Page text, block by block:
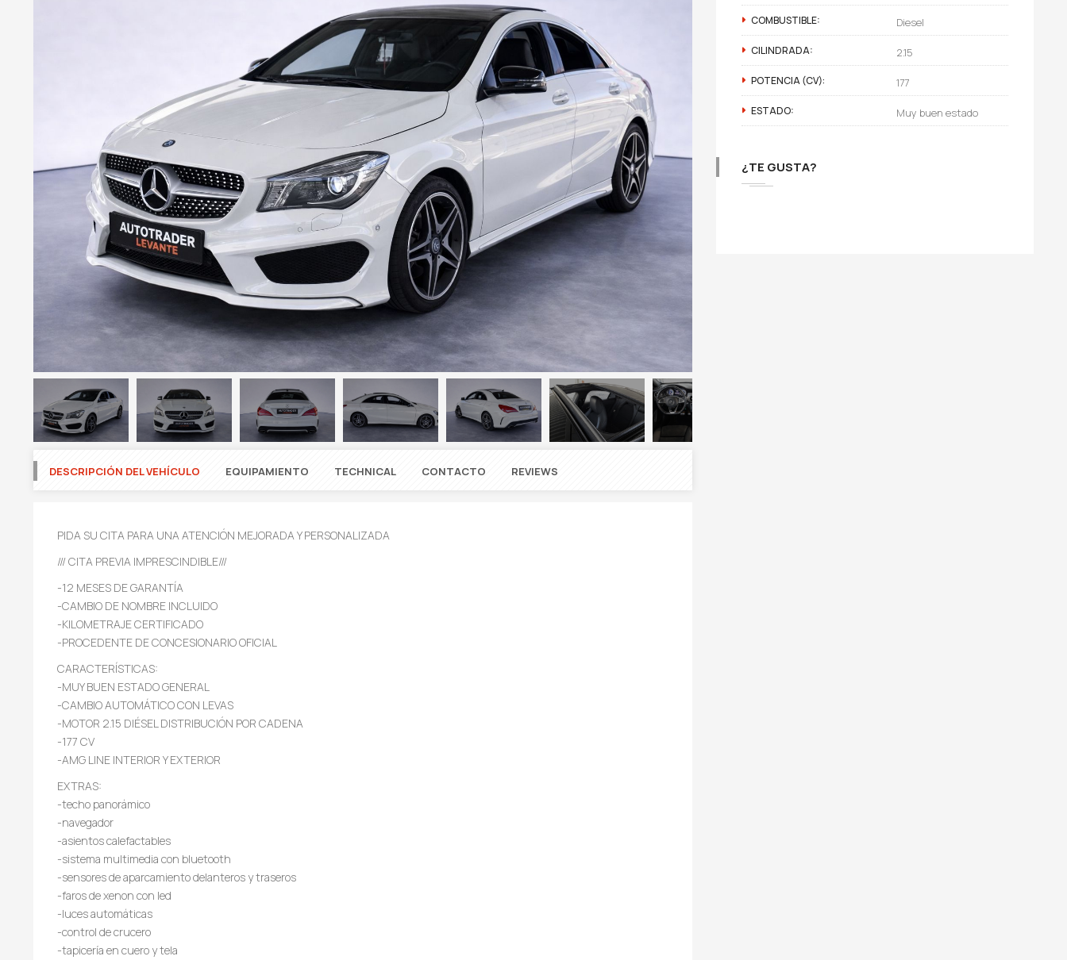
DESCRIPCIÓN DEL VEHÍCULO EQUIPAMIENTO TECHNICAL CONTACTO REVIEWS
PIDA SU CITA PARA UNA ATENCIÓN MEJORADA Y PERSONALIZADA
/// CITA PREVIA IMPRESCINDIBLE///
-12 MESES DE GARANTÍA
-CAMBIO DE NOMBRE INCLUIDO
-KILOMETRAJE CERTIFICADO
-PROCEDENTE DE CONCESIONARIO OFICIAL
CARACTERÍSTICAS:
-MUY BUEN ESTADO GENERAL
-CAMBIO AUTOMÁTICO CON LEVAS
-MOTOR 2.15 DIÉSEL DISTRIBUCIÓN POR CADENA
-177 CV
-AMG LINE INTERIOR Y EXTERIOR
EXTRAS:
-techo panorámico
-navegador
-asientos calefactables
-sistema multimedia con bluetooth
-sensores de aparcamiento delanteros y traseros
-faros de xenon con led
-luces automáticas
-control de crucero
-tapicería en cuero y tela
COMBUSTIBLE: Diesel
CILINDRADA: 2.15
POTENCIA (CV): 177
ESTADO: Muy buen estado
¿TE GUSTA?